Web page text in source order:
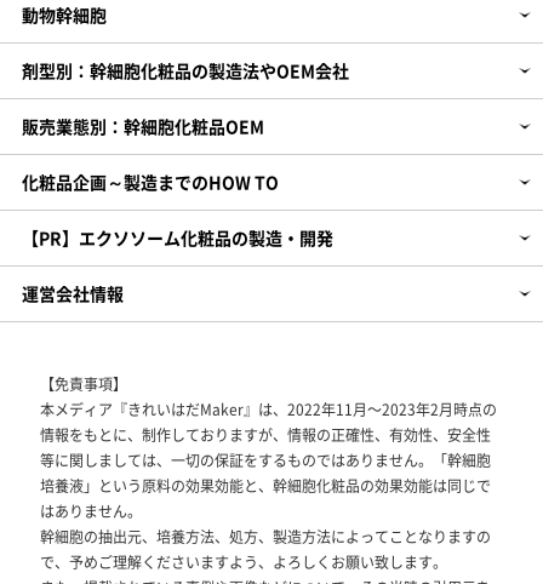
動物幹細胞
剤型別：幹細胞化粧品の製造法やOEM会社
販売業態別：幹細胞化粧品OEM
化粧品企画～製造までのHOW TO
【PR】エクソソーム化粧品の製造・開発
運営会社情報
【免責事項】
本メディア『きれいはだMaker』は、2022年11月～2023年2月時点の
情報をもとに、制作しておりますが、情報の正確性、有効性、安全性
等に関しましては、一切の保証をするものではありません。「幹細胞
培養液」という原料の効果効能と、幹細胞化粧品の効果効能は同じで
はありません。
幹細胞の抽出元、培養方法、処方、製造方法によってことなりますの
で、予めご理解くださいますよう、よろしくお願い致します。